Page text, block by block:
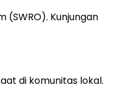
(SWRO). Kunjungan
di komunitas lokal.